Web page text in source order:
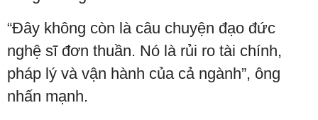
“Đây không còn là câu chuyện đạo đức
nghệ sĩ đơn thuần. Nó là rủi ro tài chính,
pháp lý và vận hành của cả ngành”, ông
nhấn mạnh.